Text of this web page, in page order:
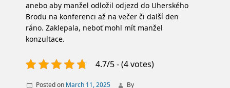
anebo aby manžel odložil odjezd do Uherského
Brodu na konferenci až na večer či další den
ráno. Zaklepala, neboť mohl mít manžel
konzultace.
4.7/5 - (4 votes)
Posted on March 11, 2025 By